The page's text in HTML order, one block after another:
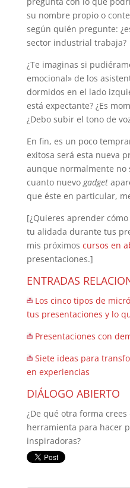
su nombre propio o
según quién pregunte:
sector industrial trabaja?
¿Te imaginas si
emocional» de los
dormidos en el lado
está expectante? ¿Es
¿Debo subir el tono de
En fin, es un poco
exitosa será esta nueva
aunque normalmente no
cuanto nuevo gadget
que éste en particular,
[¿Quieres aprender
tu alidada durante tus
mis próximos cursos en
presentaciones.]
ENTRADAS
Los cinco tipos de
tus presentaciones y lo
Presentaciones con
Siete ideas para
en experiencias
DIÁLOGO ABIERTO
¿De qué otra forma
herramienta para hacer
inspiradoras?